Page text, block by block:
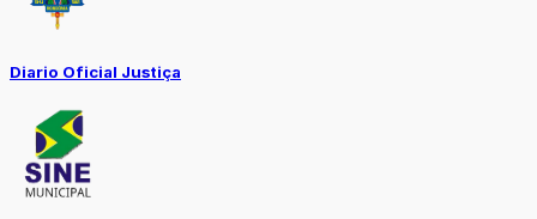
Diario Oficial Justiça